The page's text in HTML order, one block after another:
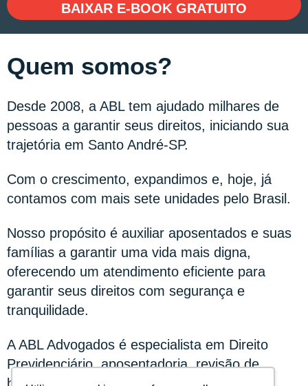
BAIXAR E-BOOK GRATUITO
Quem somos?
Desde 2008, a ABL tem ajudado milhares de
pessoas a garantir seus direitos, iniciando sua
trajetória em Santo André-SP.
Com o crescimento, expandimos e, hoje, já
contamos com mais sete unidades pelo Brasil.
Nosso propósito é auxiliar aposentados e suas
famílias a garantir uma vida mais digna,
oferecendo um atendimento eficiente para
garantir seus direitos com segurança e
tranquilidade.
AABL Advogados é especialista em Direito
Previdenciário, aposentadoria, revisão de